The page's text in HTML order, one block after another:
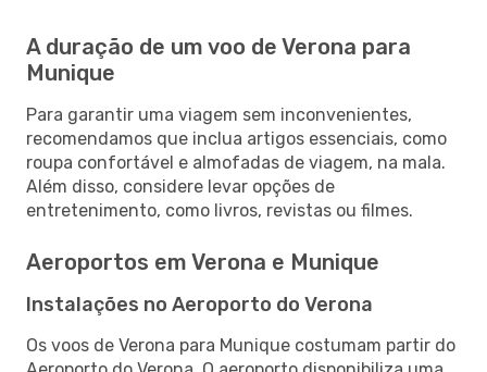
A duração de um voo de Verona para
Munique
Para garantir uma viagem sem inconvenientes,
recomendamos que inclua artigos essenciais, como
roupa confortável e almofadas de viagem, na mala.
Além disso, considere levar opções de
entretenimento, como livros, revistas ou filmes.
Aeroportos em Verona e Munique
Instalações no Aeroporto do Verona
Os voos de Verona para Munique costumam partir do